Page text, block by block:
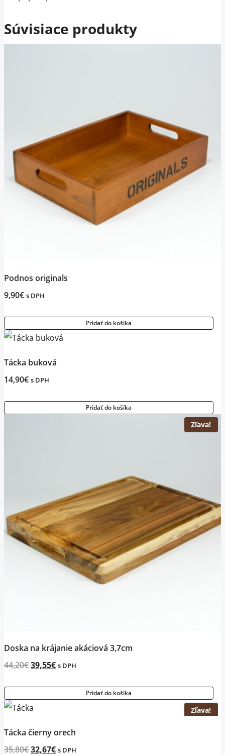
Súvisiace produkty
Podnos originals
9,90€ s DPH
Pridať do košíka
Tácka buková
14,90€ s DPH
Pridať do košíka
Zľava!
Doska na krájanie akáciová 3,7cm
44,20€Original
was:
44,20€.
39,55€Current
is:
s DPH
Pridať do košíka
Zľava!
Tácka čierny orech
35,80€Original
32,67€Current
s DPH